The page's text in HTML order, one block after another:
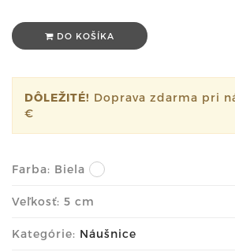
DO KOŠÍKA
DÔLEŽITÉ! Doprava zdarma pri
€
Farba: Biela
Veľkosť: 5 cm
Kategórie: Náušnice